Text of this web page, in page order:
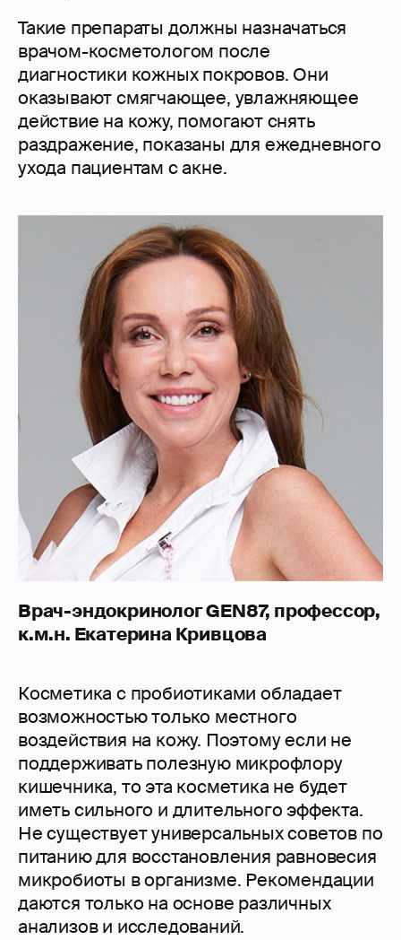
Такие препараты должны назначаться
врачом-косметологом после
диагностики кожных покровов. Они
оказывают смягчающее, увлажняющее
действие на кожу, помогают снять
раздражение, показаны для ежедневного
ухода пациентам с акне.
Врач-эндокринолог GEN87, профессор,
к.м.н. Екатерина Кривцова
Косметика с пробиотиками обладает
возможностью только местного
воздействия на кожу. Поэтому если не
поддерживать полезную микрофлору
кишечника, то эта косметика не будет
иметь сильного и длительного эффекта.
Не существует универсальных советов по
питанию для восстановления равновесия
микробиоты в организме. Рекомендации
даются только на основе различных
анализов и исследований.